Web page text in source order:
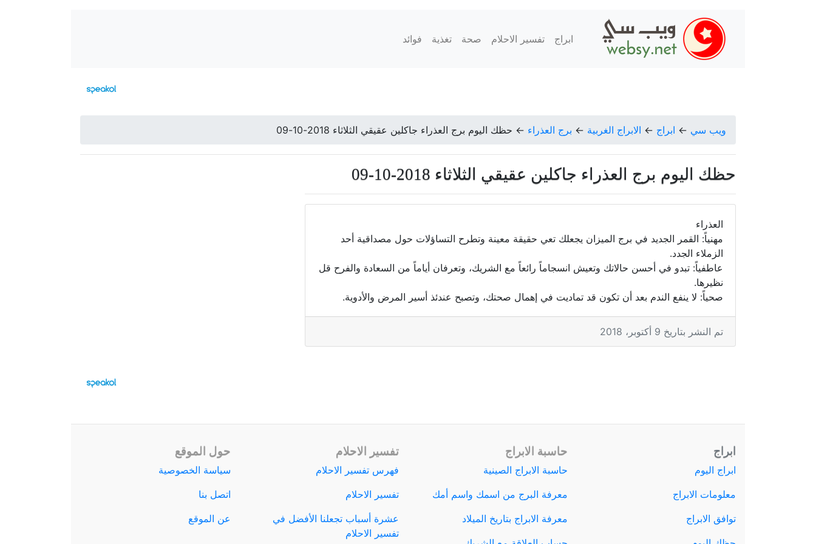
ابراج تفسير الاحلام صحة تغذية فوائد
ويب سي ← ابراج ← الابراج الغربية ← برج العذراء ← حظك اليوم برج العذراء جاكلين عقيقي الثلاثاء 2018-10-09
حظك اليوم برج العذراء جاكلين عقيقي الثلاثاء 2018-10-09
العذراء
مهنياً: القمر الجديد في برج الميزان يجعلك تعي حقيقة معينة وتطرح التساؤلات حول مصداقية أحد
الزملاء الجدد.
عاطفياً: تبدو في أحسن حالاتك وتعيش انسجاماً رائعاً مع الشريك، وتعرفان أياماً من السعادة والفرح قل
نظيرها.
صحياً: لا ينفع الندم بعد أن تكون قد تماديت في إهمال صحتك، وتصبح عندئذ أسير المرض والأدوية.
تم النشر بتاريخ 9 أكتوبر، 2018
ابراج
ابراج اليوم
معلومات الابراج
توافق الابراج
حاسبة الابراج
حاسبة الابراج الصينية
معرفة البرج من اسمك واسم أمك
معرفة الابراج بتاريخ الميلاد
تفسير الاحلام
فهرس تفسير الاحلام
تفسير الاحلام
عشرة أسباب تجعلنا الأفضل في
تفسير الاحلام
حول الموقع
سياسة الخصوصية
اتصل بنا
عن الموقع